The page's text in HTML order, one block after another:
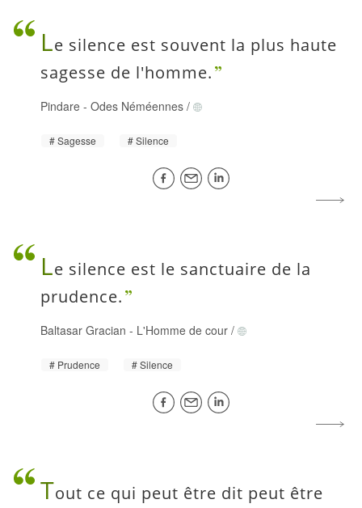
Le silence est souvent la plus haute
sagesse de l'homme.
Pindare - Odes Néméennes /
Sagesse Silence
Le silence est le sanctuaire de la
prudence.
Baltasar Gracian - L'Homme de cour /
Prudence Silence
Tout ce qui peut être dit peut être